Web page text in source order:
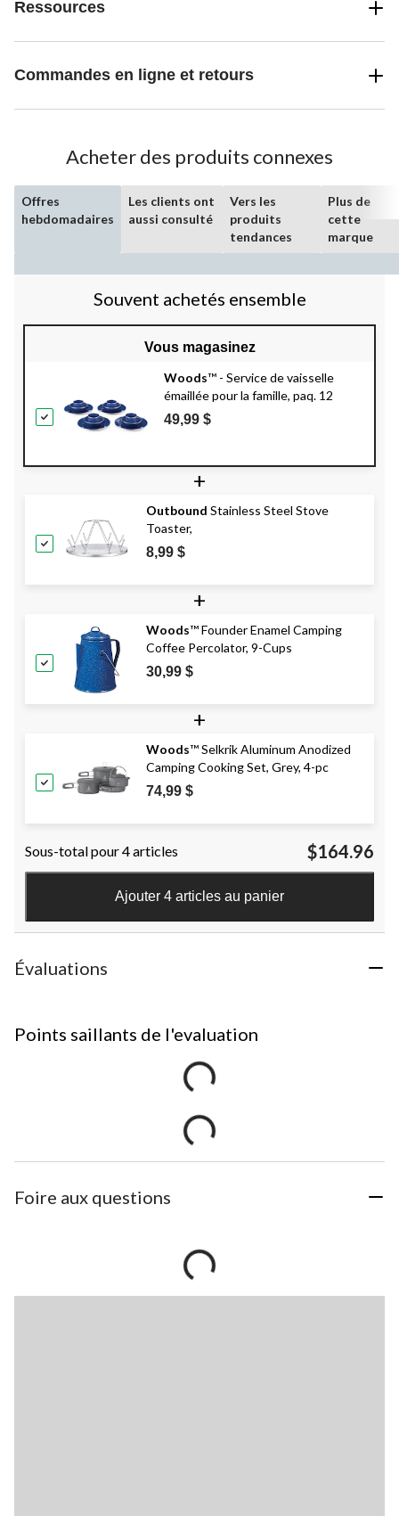
Ressources
Commandes en ligne et retours
Acheter des produits connexes
Offres
hebdomadaires
Les clients ont
aussi consulté
Vers les
produits
tendances
Plus de
cette
marque
Souvent achetés ensemble
Vous magasinez
Woods™ - Service de vaisselle
émaillée pour la famille, paq. 12
49,99 $
+
Outbound Stainless Steel Stove
Toaster,
8,99 $
+
Woods™ Founder Enamel Camping
Coffee Percolator, 9-Cups
30,99 $
+
Woods™ Selkrik Aluminum Anodized
Camping Cooking Set, Grey, 4-pc
74,99 $
Sous-total pour 4 articles $164.96
Ajouter 4 articles au panier
Évaluations
Points saillants de l'evaluation
Foire aux questions